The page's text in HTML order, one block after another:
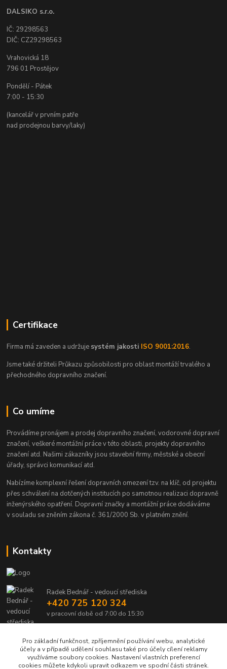
DALSIKO s.r.o.
IČ: 29298563
DIČ: CZ29298563
Vrahovická 18
796 01 Prostějov
Pondělí - Pátek
7:00 - 15:30
(kancelář v prvním patře
nad prodejnou barvy/laky)
Certifikace
Firma má zaveden a udržuje systém jakosti ISO 9001:2016.
Jsme také držiteli Průkazu způsobilosti pro oblast montáží trvalého a
přechodného dopravního značení.
Co umíme
Provádíme pronájem a prodej dopravního značení, vodorovné dopravní
značení, veškeré montážní práce v této oblasti, projekty dopravního
značení atd. Našimi zákazníky jsou stavební firmy, městské a obecní
úřady, správci komunikací atd.
Nabízíme komplexní řešení dopravních omezení tzv. na klíč, od projektu
přes schválení na dotčených institucích po samotnou realizaci dopravně
inženýrského opatření. Dopravní značky a montážní práce dodáváme
v souladu se zněním zákona č. 361/2000 Sb. v platném znění.
Kontakty
Radek Bednář - vedoucí střediska
+420 725 120 324
v pracovní době od 7:00 do 15:30
Pro základní funkčnost, zpříjemnění používání webu, analytické
účely a v případě udělení souhlasu také pro účely cílení reklamy
využíváme soubory cookies. Nastavení vlastních preferencí
cookies můžete kdykoli upravit odkazem ve spodní části stránek.